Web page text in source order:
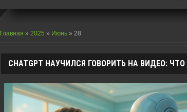
Главная » 2025 » Июнь » 28
CHATGPT НАУЧИЛСЯ ГОВОРИТЬ НА ВИДЕО: